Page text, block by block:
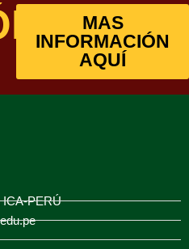
MAS
INFORMACIÓN
AQUÍ
ICA-PERÚ